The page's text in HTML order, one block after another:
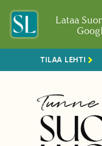
Lataa
TILAA LEHTI